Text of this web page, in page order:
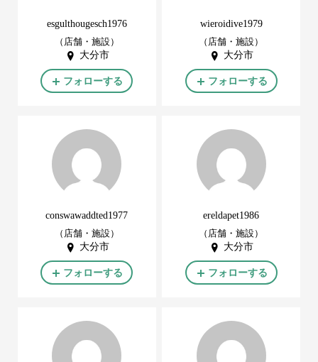
esgulthougesch1976
（店舗・施設）
大分市
フォローする
wieroidive1979
（店舗・施設）
大分市
フォローする
conswawaddted1977
（店舗・施設）
大分市
フォローする
ereldapet1986
（店舗・施設）
大分市
フォローする